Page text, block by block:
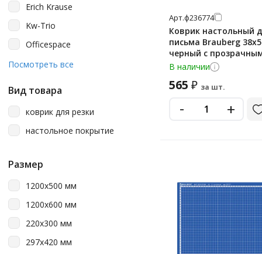
Erich Krause
Kw-Trio
Officespace
Staff
Юнландия
Посмотреть все
Вид товара
коврик для резки
настольное покрытие
Размер
1200х500 мм
1200х600 мм
220х300 мм
297х420 мм
Арт.ф236774
Коврик настольный
письма Brauberg
черный с
карманом
В наличии
565 ₽ за шт.
- +